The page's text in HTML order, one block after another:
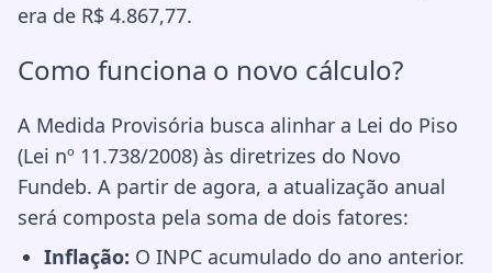
era de R$ 4.867,77.
Como funciona o novo cálculo?
A Medida Provisória busca alinhar a Lei do Piso
(Lei nº 11.738/2008) às diretrizes do Novo
Fundeb. A partir de agora, a atualização anual
será composta pela soma de dois fatores:
Inflação: O INPC acumulado do ano anterior.